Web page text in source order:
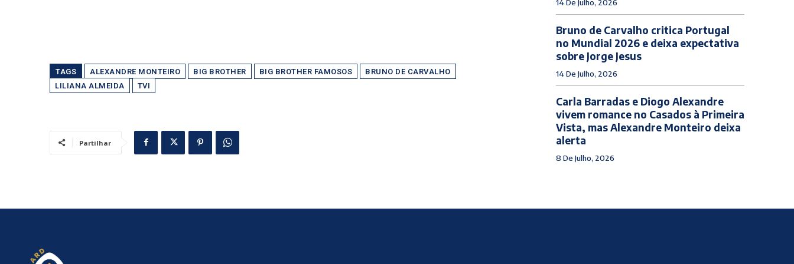
TAGS ALEXANDRE MONTEIRO BIG BROTHER BIG BROTHER FAMOSOS
BRUNO DE CARVALHO
LILIANA ALMEIDA
TVI
Partilhar
14 De Julho, 2026
Bruno de Carvalho critica Portugal
no Mundial 2026 e deixa expectativa
sobre Jorge Jesus
14 De Julho, 2026
Carla Barradas e Diogo Alexandre
vivem romance no Casados à Primeira
Vista, mas Alexandre Monteiro deixa
alerta
8 De Julho, 2026